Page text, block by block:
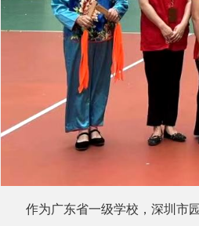
作为广东省一级学校，深圳市